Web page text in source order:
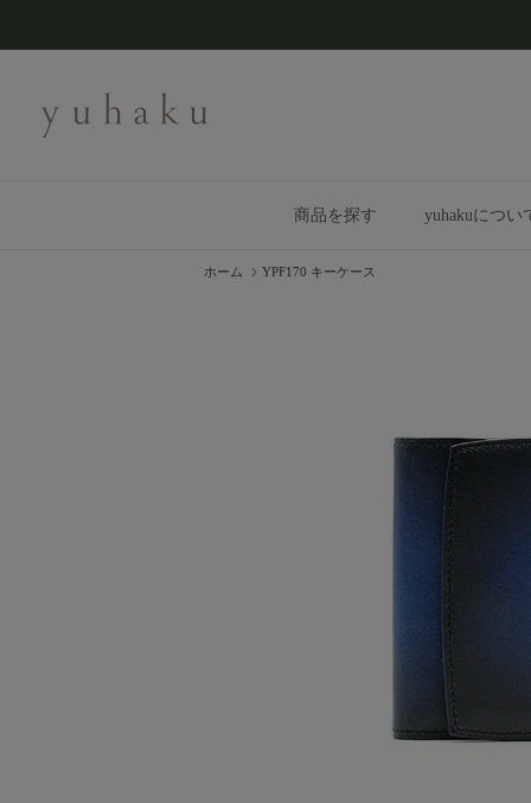
商品を探す yuhakuについ
ホーム YPF170 キーケース